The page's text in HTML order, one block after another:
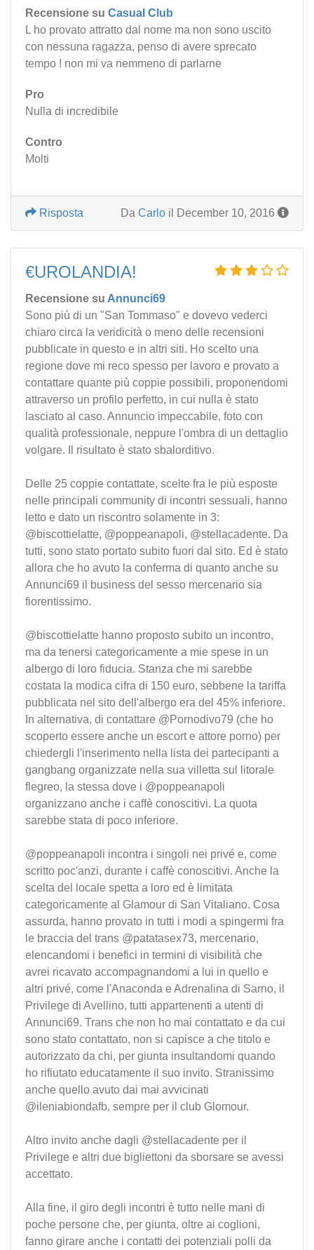
Recensione su Casual Club
L ho provato attratto dal nome ma non sono uscito
con nessuna ragazza, penso di avere sprecato
tempo ! non mi va nemmeno di parlarne
Pro
Nulla di incredibile
Contro
Molti
Da Carlo il December 10, 2016
Risposta
€UROLANDIA!
Recensione su Annunci69
Sono più di un "San Tommaso" e dovevo vederci
chiaro circa la veridicità o meno delle recensioni
pubblicate in questo e in altri siti. Ho scelto una
regione dove mi reco spesso per lavoro e provato a
contattare quante più coppie possibili, proponendomi
attraverso un profilo perfetto, in cui nulla è stato
lasciato al caso. Annuncio impeccabile, foto con
qualità professionale, neppure l'ombra di un dettaglio
volgare. Il risultato è stato sbalorditivo.
Delle 25 coppie contattate, scelte fra le più esposte
nelle principali community di incontri sessuali, hanno
letto e dato un riscontro solamente in 3:
@biscottielatte, @poppeanapoli, @stellacadente. Da
tutti, sono stato portato subito fuori dal sito. Ed è stato
allora che ho avuto la conferma di quanto anche su
Annunci69 il business del sesso mercenario sia
fiorentissimo.
@biscottielatte hanno proposto subito un incontro,
ma da tenersi categoricamente a mie spese in un
albergo di loro fiducia. Stanza che mi sarebbe
costata la modica cifra di 150 euro, sebbene la tariffa
pubblicata nel sito dell'albergo era del 45% inferiore.
In alternativa, di contattare @Pornodivo79 (che ho
scoperto essere anche un escort e attore porno) per
chiedergli l'inserimento nella lista dei partecipanti a
gangbang organizzate nella sua villetta sul litorale
flegreo, la stessa dove i @poppeanapoli
organizzano anche i caffè conoscitivi. La quota
sarebbe stata di poco inferiore.
@poppeanapoli incontra i singoli nei privé e, come
scritto poc'anzi, durante i caffè conoscitivi. Anche la
scelta del locale spetta a loro ed è limitata
categoricamente al Glamour di San Vitaliano. Cosa
assurda, hanno provato in tutti i modi a spingermi fra
le braccia del trans @patatasex73, mercenario,
elencandomi i benefici in termini di visibilità che
avrei ricavato accompagnandomi a lui in quello e
altri privé, come l'Anaconda e Adrenalina di Sarno, il
Privilege di Avellino, tutti appartenenti a utenti di
Annunci69. Trans che non ho mai contattato e da cui
sono stato contattato, non si capisce a che titolo e
autorizzato da chi, per giunta insultandomi quando
ho rifiutato educatamente il suo invito. Stranissimo
anche quello avuto dai mai avvicinati
@ileniabiondafb, sempre per il club Glomour.
Altro invito anche dagli @stellacadente per il
Privilege e altri due bigliettoni da sborsare se avessi
accettato.
Alla fine, il giro degli incontri è tutto nelle mani di
poche persone che, per giunta, oltre ai coglioni,
fanno girare anche i contatti dei potenziali polli da